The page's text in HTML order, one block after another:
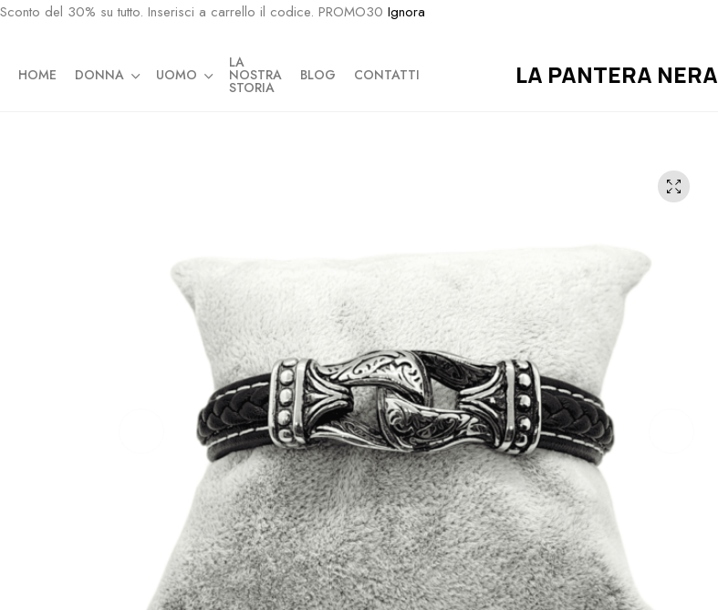
Sconto del 30% su tutto. Inserisci a carrello il codice. PROMO30 Ignora
HOME DONNA UOMO
LA
NOSTRA
STORIA
BLOG CONTATTI LA PANTERA NERA